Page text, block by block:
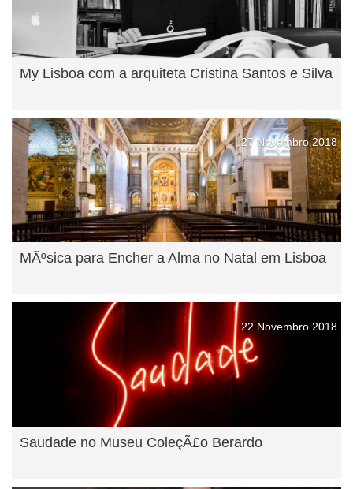
My Lisboa com a arquiteta Cristina Santos e Silva
27 Novembro 2018
MÃºsica para Encher a Alma no Natal em Lisboa
22 Novembro 2018
Saudade no Museu ColeçÃ£o Berardo